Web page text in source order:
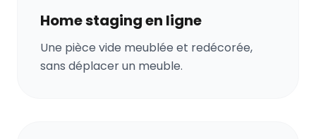
Home staging en ligne
Une pièce vide meublée et redécorée,
sans déplacer un meuble.